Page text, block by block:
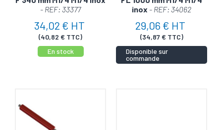
- REF: 33377
34,02 € HT
(40,82 € TTC)
En stock
inox - REF: 34062
29,06 € HT
(34,87 € TTC)
Disponible sur
commande